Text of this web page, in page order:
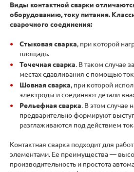
Виды контактной сварки
оборудованию, току питания.
сварочного соединения:
Стыковая сварка, при которой
площадь.
Точечная сварка. В таком случае
местах сдавливания с помощью
Шовная сварка, при которой
электроды и соединяют детали
Рельефная сварка. В этом случае
предварительно формируют
разглаживаются под действием
Контактная сварка подходит для
элементами. Ее преимущества —
производительность и простота